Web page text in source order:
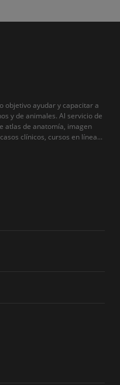
objetivo ayudar y capacitar a
y de animales. Al servicio de
atlas de anatomía, imagen
clínicos, cursos en línea...